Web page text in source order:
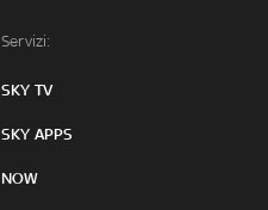
Servizi:
SKY TV
SKY APPS
NOW